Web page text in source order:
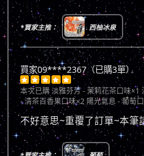
*買家主推： 西柚冰泉
買家09****2367（已購3單）
    
本次已購淡雅芬芳 - 茉莉花茶口味×1
- 清茶百香果口味×2 陽光氣息 - 葡萄
不好意思~重覆了訂單~本筆